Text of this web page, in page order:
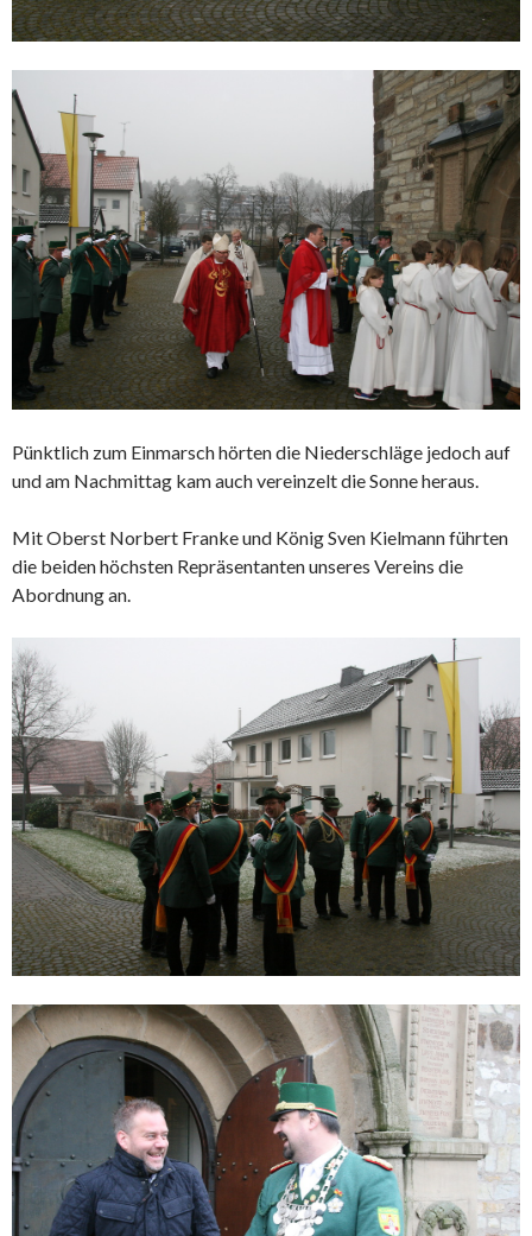
Pünktlich zum Einmarsch hörten die Niederschläge jedoch auf
und am Nachmittag kam auch vereinzelt die Sonne heraus.
Mit Oberst Norbert Franke und König Sven Kielmann führten
die beiden höchsten Repräsentanten unseres Vereins die
Abordnung an.